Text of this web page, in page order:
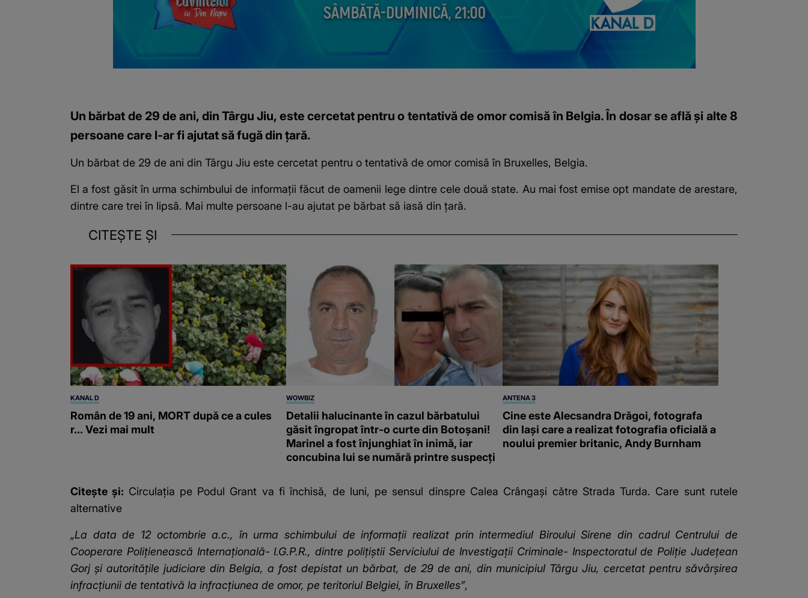
Un bărbat de 29 de ani, din Târgu Jiu, este cercetat pentru o tentativă de omor comisă în Belgia. În dosar se află și alte 8
persoane care l-ar fi ajutat să fugă din țară.
Un bărbat de 29 de ani din Târgu Jiu este cercetat pentru o tentativă de omor comisă în Bruxelles, Belgia.
El a fost găsit în urma schimbului de informații făcut de oamenii lege dintre cele două state. Au mai fost emise opt mandate de arestare,
dintre care trei în lipsă. Mai multe persoane l-au ajutat pe bărbat să iasă din țară.
CITEȘTE ȘI
KANAL D
Român de 19 ani, MORT după ce a cules
r... Vezi mai mult
WOWBIZ
Detalii halucinante în cazul bărbatului
găsit îngropat într-o curte din Botoșani!
Marinel a fost înjunghiat în inimă, iar
concubina lui se numără printre suspecți
ANTENA 3
Cine este Alecsandra Drăgoi, fotografa
din Iași care a realizat fotografia oficială a
noului premier britanic, Andy Burnham
Citește și: Circulația pe Podul Grant va fi închisă, de luni, pe sensul dinspre Calea Crângași către Strada Turda. Care sunt rutele
alternative
„La data de 12 octombrie a.c., în urma schimbului de informaţii realizat prin intermediul Biroului Sirene din cadrul Centrului de
Cooperare Poliţienească Internaţională- I.G.P.R., dintre poliţiştii Serviciului de Investigaţii Criminale- Inspectoratul de Poliţie Judeţean
Gorj şi autorităţile judiciare din Belgia, a fost depistat un bărbat, de 29 de ani, din municipiul Târgu Jiu, cercetat pentru săvârşirea
infracţiunii de tentativă la infracţiunea de omor, pe teritoriul Belgiei, în Bruxelles”,